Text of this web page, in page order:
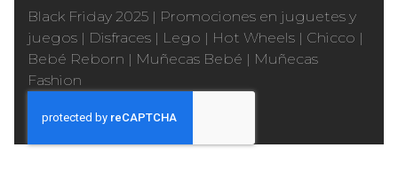
Black Friday 2025 | Promociones en juguetes y
juegos | Disfraces | Lego | Hot Wheels | Chicco |
Bebé Reborn | Muñecas Bebé | Muñecas
Fashion